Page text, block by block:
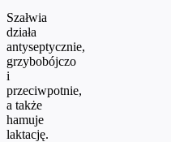
Szałwia
działa
antyseptycznie,
grzybobójczo
i
przeciwpotnie,
a także
hamuje
laktację.